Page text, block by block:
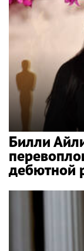
Билли
дебютной